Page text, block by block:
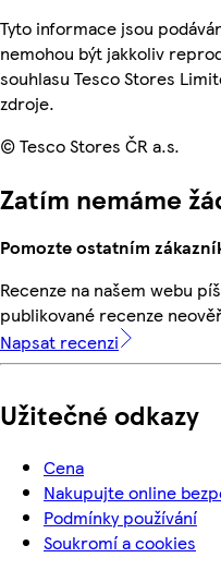
Tyto informace jsou
nemohou být jakkoliv
souhlasu Tesco Stores
zdroje.
© Tesco Stores ČR a.s.
Zatím nemáme
Pomozte ostatním
Recenze na našem webu
publikované recenze
Napsat recenzi
Užitečné odkazy
Cena
Nakupujte online
Podmínky používání
Soukromí a cookies